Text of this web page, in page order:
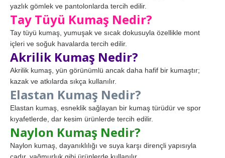
yazlık gömlek ve pantolonlarda tercih edilir.
Tay Tüyü Kumaş Nedir?
Tay tüyü kumaş, yumuşak ve sıcak dokusuyla özellikle mont
içleri ve soğuk havalarda tercih edilir.
Akrilik Kumaş Nedir?
Akrilik kumaş, yün görünümlü ancak daha hafif bir kumaştır;
kazak ve atkılarda sıkça kullanılır.
Elastan Kumaş Nedir?
Elastan kumaş, esneklik sağlayan bir kumaş türüdür ve spor
kıyafetlerde, dar kesim ürünlerde tercih edilir.
Naylon Kumaş Nedir?
Naylon kumaş, dayanıklılığı ve suya karşı dirençli yapısıyla